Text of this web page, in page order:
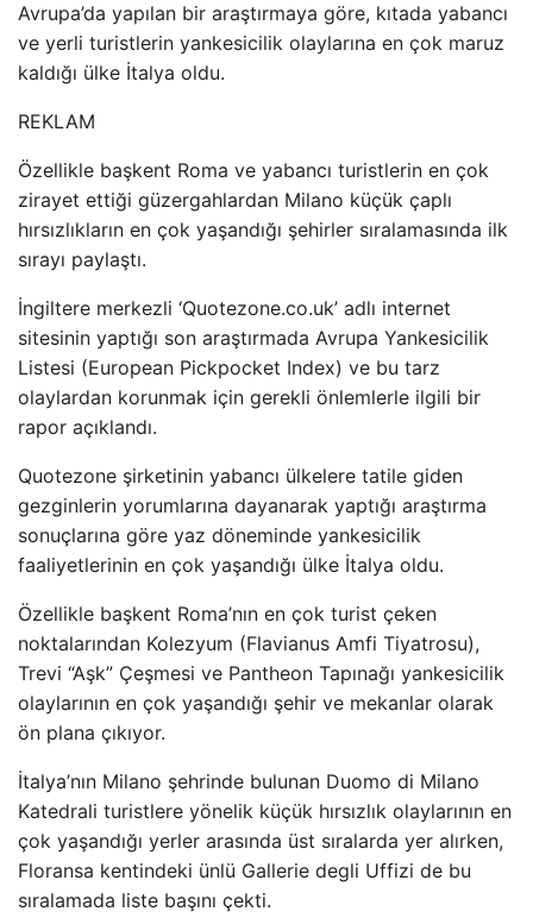
Avrupa’da yapılan bir araştırmaya göre, kıtada yabancı
ve yerli turistlerin yankesicilik olaylarına en çok maruz
kaldığı ülke İtalya oldu.
REKLAM
Özellikle başkent Roma ve yabancı turistlerin en çok
zirayet ettiği güzergahlardan Milano küçük çaplı
hırsızlıkların en çok yaşandığı şehirler sıralamasında ilk
sırayı paylaştı.
İngiltere merkezli ‘Quotezone.co.uk’ adlı internet
sitesinin yaptığı son araştırmada Avrupa Yankesicilik
Listesi (European Pickpocket Index) ve bu tarz
olaylardan korunmak için gerekli önlemlerle ilgili bir
rapor açıklandı.
Quotezone şirketinin yabancı ülkelere tatile giden
gezginlerin yorumlarına dayanarak yaptığı araştırma
sonuçlarına göre yaz döneminde yankesicilik
faaliyetlerinin en çok yaşandığı ülke İtalya oldu.
Özellikle başkent Roma’nın en çok turist çeken
noktalarından Kolezyum (Flavianus Amfi Tiyatrosu),
Trevi “Aşk” Çeşmesi ve Pantheon Tapınağı yankesicilik
olaylarının en çok yaşandığı şehir ve mekanlar olarak
ön plana çıkıyor.
İtalya’nın Milano şehrinde bulunan Duomo di Milano
Katedrali turistlere yönelik küçük hırsızlık olaylarının en
çok yaşandığı yerler arasında üst sıralarda yer alırken,
Floransa kentindeki ünlü Gallerie degli Uffizi de bu
sıralamada liste başını çekti.